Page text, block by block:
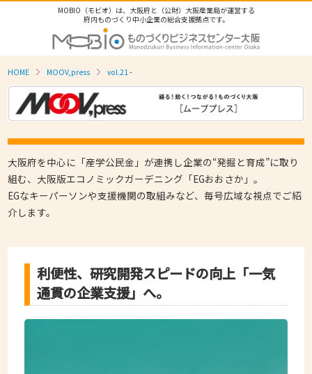
MOBIO（モビオ）は、大阪府と（公財）大阪産業局が運営する
府内ものづくり中小企業の総合支援拠点です。
HOME MOOV,press vol.21-
大阪府を中心に「産学公民金」が連携し企業の“発掘と育成”に取り
組む、大阪版エコノミックガーデニング「EGおおさか」。
EGなキーパーソンや支援機関の取組みなど、毎号広域な視点でご紹
介します。
利便性、研究開発スピードの向上「一気
通貫の企業支援」へ。